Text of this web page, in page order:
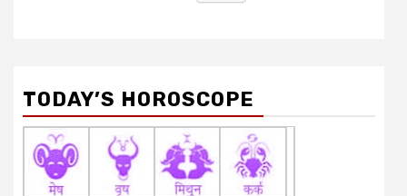
TODAY’S HOROSCOPE